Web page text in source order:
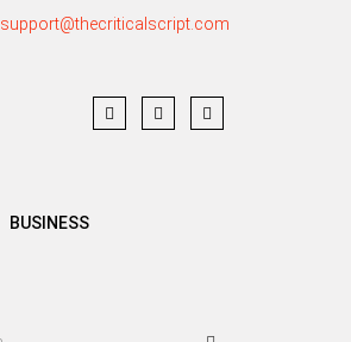
support@thecriticalscript.com
BUSINESS